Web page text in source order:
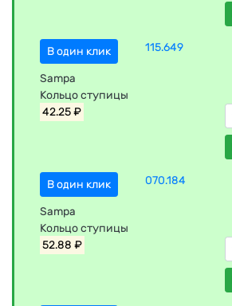
В один клик 115.649
Sampa
Кольцо ступицы
42.25 ₽
В один клик 070.184
Sampa
Кольцо ступицы
52.88 ₽